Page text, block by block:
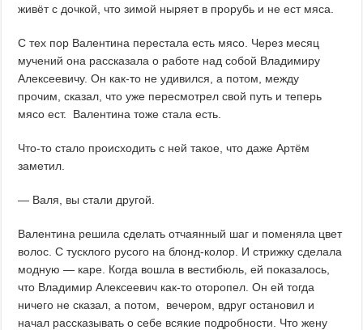
живёт с дочкой, что зимой ныряет в прорубь и не ест мяса.
С тех пор Валентина перестала есть мясо. Через месяц
мучений она рассказала о работе над собой Владимиру
Алексеевичу. Он как-то не удивился, а потом, между
прочим, сказал, что уже пересмотрел свой путь и теперь
мясо ест. Валентина тоже стала есть.
Что-то стало происходить с ней такое, что даже Артём
заметил.
— Валя, вы стали другой.
Валентина решила сделать отчаянный шаг и поменяла цвет
волос. С тусклого русого на блонд-колор. И стрижку сделала
модную — каре. Когда вошла в вестибюль, ей показалось,
что Владимир Алексеевич как-то оторопел. Он ей тогда
ничего не сказал, а потом, вечером, вдруг остановил и
начал рассказывать о себе всякие подробности. Что жену